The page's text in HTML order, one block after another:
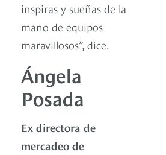
inspiras y sueñas de la
mano de equipos
maravillosos”, dice.
Ángela
Posada
Ex directora de
mercadeo de